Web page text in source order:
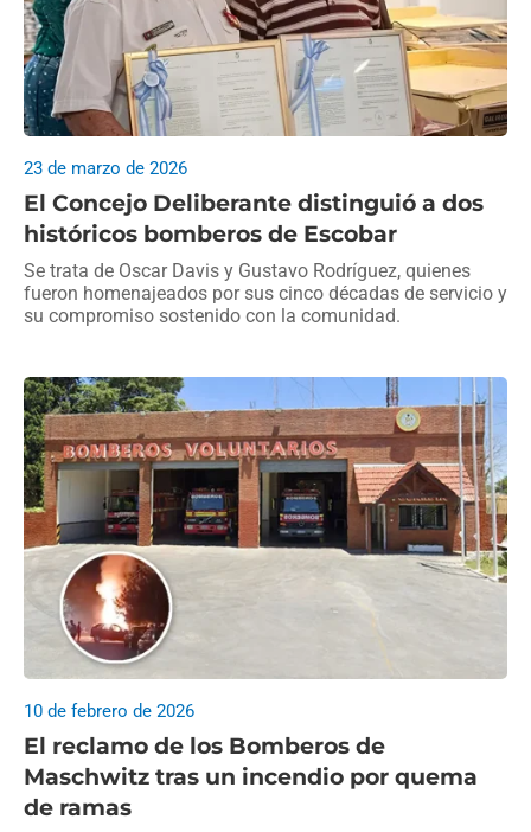
El Concejo Deliberante distinguió a dos
históricos bomberos de Escobar
23 de marzo de 2026
Se trata de Oscar Davis y Gustavo Rodríguez, quienes
fueron homenajeados por sus cinco décadas de servicio y
su compromiso sostenido con la comunidad.
El reclamo de los Bomberos de
Maschwitz tras un incendio por quema
de ramas
10 de febrero de 2026